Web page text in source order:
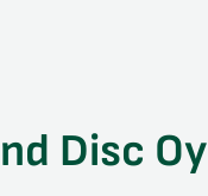
Disc Oy